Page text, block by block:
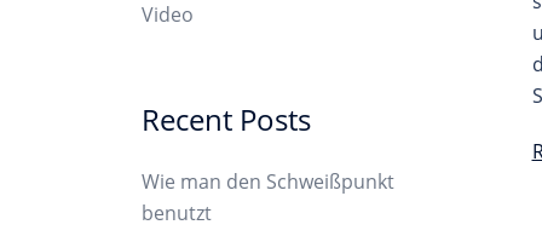
Video
Recent Posts
Wie man den Schweißpunkt
benutzt